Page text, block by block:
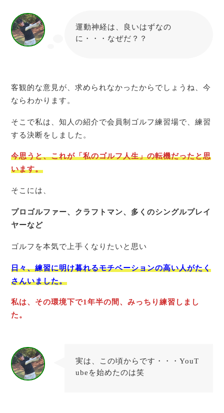
運動神経は、良いはずなの
に・・・なぜだ？？
客観的な意見が、求められなかったからでしょうね、今
ならわかります。
そこで私は、知人の紹介で会員制ゴルフ練習場で、練習
する決断をしました。
今思うと、これが「私のゴルフ人生」の転機だったと思
います。
そこには、
プロゴルファー、クラフトマン、多くのシングルプレイ
ヤーなど
ゴルフを本気で上手くなりたいと思い
日々、練習に明け暮れるモチベーションの高い人がたく
さんいました。
私は、その環境下で1年半の間、みっちり練習しまし
た。
実は、この頃からです・・・YouT
ubeを始めたのは笑